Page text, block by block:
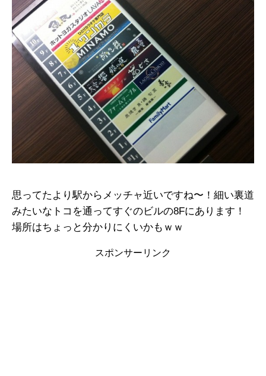
思ってたより駅からメッチャ近いですね〜！細い裏道
みたいなトコを通ってすぐのビルの8Fにあります！
場所はちょっと分かりにくいかもｗｗ
スポンサーリンク